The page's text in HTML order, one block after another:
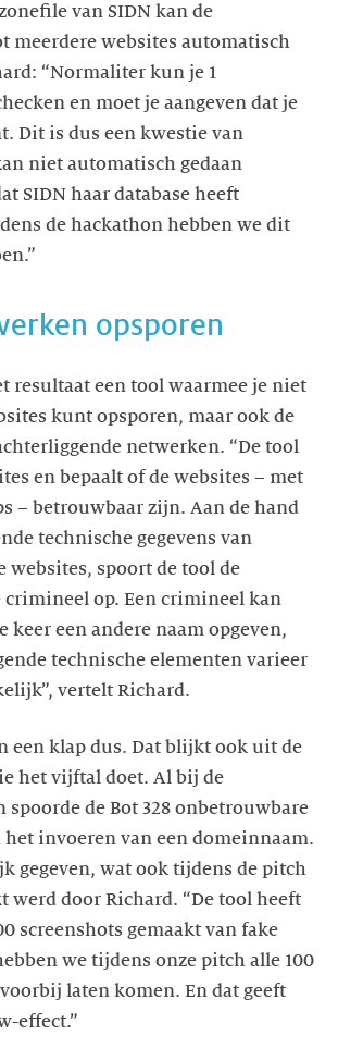
van SIDN kan de
meerdere websites automatisch
“Normaliter kun je 1
en moet je aangeven dat je
Dit is dus een kwestie van
niet automatisch gedaan
SIDN haar database heeft
de hackathon hebben we dit
opsporen
resultaat een tool waarmee je niet
kunt opsporen, maar ook de
netwerken. “De tool
en bepaalt of de websites – met
– betrouwbaar zijn. Aan de hand
technische gegevens van
websites, spoort de tool de
crimineel op. Een crimineel kan
keer een andere naam opgeven,
technische elementen varieer
vertelt Richard.
een klap dus. Dat blijkt ook uit de
het vijftal doet. Al bij de
spoorde de Bot 328 onbetrouwbare
het invoeren van een domeinnaam.
gegeven, wat ook tijdens de pitch
werd door Richard. “De tool heeft
screenshots gemaakt van fake
we tijdens onze pitch alle 100
laten komen. En dat geeft
effect.”